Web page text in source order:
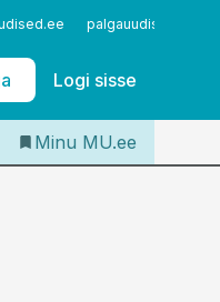
palgauudised.ee
Logi sisse
Minu MU.ee